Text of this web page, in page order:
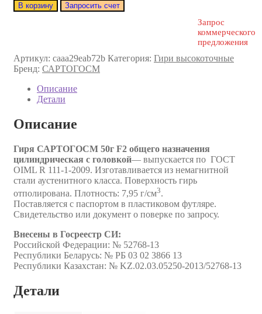
В корзину Запросить счет
Запрос
коммерческого
предложения
Артикул: caaa29eab72b Категория: Гири высокоточные
Бренд: САРТОГОСМ
Описание
Детали
Описание
Гиря САРТОГОСМ 50г F2 общего назначения
цилиндрическая с головкой— выпускается по ГОСТ
OIML R 111-1-2009. Изготавливается из немагнитной
стали аустенитного класса. Поверхность гирь
отполирована. Плотность: 7,95 г/см3.
Поставляется с паспортом в пластиковом футляре.
Свидетельство или документ о поверке по запросу.
Внесены в Госреестр CИ:
Российской Федерации: № 52768-13
Республики Беларусь: № РБ 03 02 3866 13
Республики Казахстан: № KZ.02.03.05250-2013/52768-13
Детали